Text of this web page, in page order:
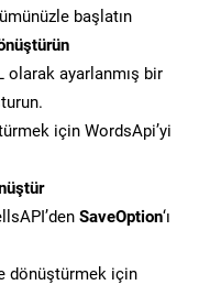
başlatın
olarak ayarlanmış bir
için WordsApi’yi
SaveOption‘ı
dönüştürmek için